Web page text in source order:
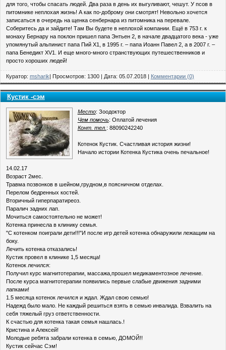
для того, чтобы спасать людей. Два раза в день их выгуливают, чешут. У псов в
питомнике неплохая жизнь! А как по-доброму они смотрят! Невольно хочется
записаться в очередь на щенка сенбернара из питомника на перевале.
Соберитесь да и зайдите! Там Вы будете в неплохой компании. Ещё в 753 г. к
монаху Бернару на поклон пришел папа Энтьен 2, в начале двадцатого века - уже
упомянутый альпинист папа Пий Х1, в 1995 г. – папа Иоанн Павел 2, а в 2007 г. –
папа Бенедикт XV1. И еще много-много странствующих путешественников и
просто хороших людей!
Куратор: msharik | Просмотров: 1300 | Дата: 05.07.2018 Комментарии (0)
Кустик -сэм
Место: Зоодоктор
Чем помочь: Оплатой лечения
Конт. тел. : 88090242240
Котенок Кустик. Счастливая история жизни!
Начало истории Котенка Кустика очень печальное!
14.02.17
Возраст 2мес.
Травма позвонков в шейном,грудном,в поясничном отделах.
Перелом бедренных костей.
Вторичный гиперпаратиреоз.
Паралич задних лап.
Мочиться самостоятельно не может!
Котенка принесла в клинику семья.
"С котенком поиграли дети!!!"И после игр детей котенка обнаружили лежащим на
боку.
Лечить котенка отказались!
Кустик провел в клинике 1,5 месяца!
Котенок лечился:
Получил курс магнитотерапии, массажа,прошел медикаментозное лечение.
После курса магнитотерапии появились первые слабые движения задними
лапками!
1.5 месяца котенок лечился и ждал. Ждал свою семью!
Надежд было мало. Не каждый решиться взять в семью инвалида. Взвалить на
себя тяжелый груз ответственности.
К счастью для котенка такая семья нашлась.!
Кристина и Алексей!
Молодые ребята забрали котенка в семью, ДОМОЙ!!
Кустик сейчас Сэм!